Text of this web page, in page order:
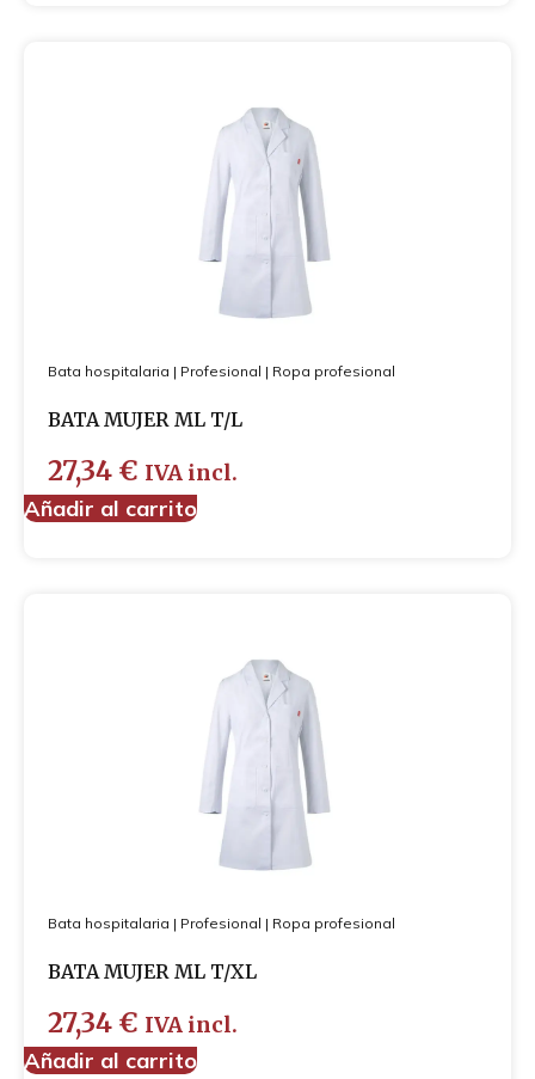
Bata hospitalaria | Profesional | Ropa profesional
BATA MUJER ML T/L
27,34 € IVA incl.
Añadir al carrito
Bata hospitalaria | Profesional | Ropa profesional
BATA MUJER ML T/XL
27,34 € IVA incl.
Añadir al carrito